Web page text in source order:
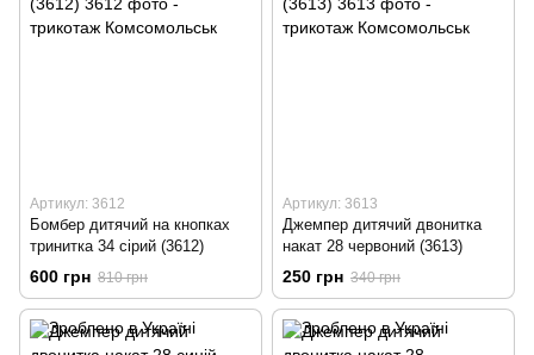
Артикул: 3612
Бомбер дитячий на кнопках
тринитка 34 сірий (3612)
600 грн 810 грн
Артикул: 3613
Джемпер дитячий двонитка
накат 28 червоний (3613)
250 грн 340 грн